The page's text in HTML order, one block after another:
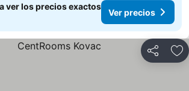
ver los precios exactos
Ver precios
Compartir